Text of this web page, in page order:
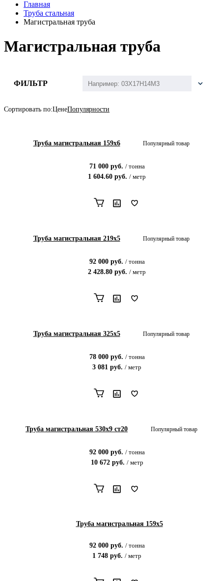
Главная
Труба стальная
Магистральная труба
Магистральная труба
ФИЛЬТР
Сортировать по:ЦенеПопулярности
Труба магистральная 159х6 Популярный товар
71 000руб. / тонна
1 604.60 руб. / метр
Труба магистральная 219х5 Популярный товар
92 000руб. / тонна
2 428.80 руб. / метр
Труба магистральная 325х5 Популярный товар
78 000руб. / тонна
3 081 руб. / метр
Труба магистральная 530х9 ст20 Популярный товар
92 000руб. / тонна
10 672руб. / метр
Труба магистральная 159х5
92 000руб. / тонна
1 748 руб. / метр